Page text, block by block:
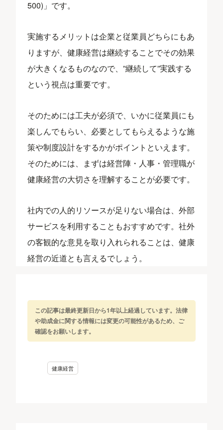
500)」です。
実施するメリットは企業と従業員どちらにもあ
りますが、健康経営は継続することでその効果
が大きくなるものなので、”継続して”実践する
という視点は重要です。
そのためには工夫が必須で、いかに従業員にも
楽しんでもらい、必要としてもらえるような施
策や制度設計をするかがポイントといえます。
そのためには、まずは経営陣・人事・管理職が
健康経営の大切さを理解することが必要です。
社内での人的リソースが足りない場合は、外部
サービスを利用することもおすすめです。社外
の客観的な意見を取り入れられることは、健康
経営の近道とも言えるでしょう。
この記事は最終更新日から1年以上経過しています。法律
や助成金に関する情報には変更の可能性があるため、ご
確認をお願いします。
健康経営